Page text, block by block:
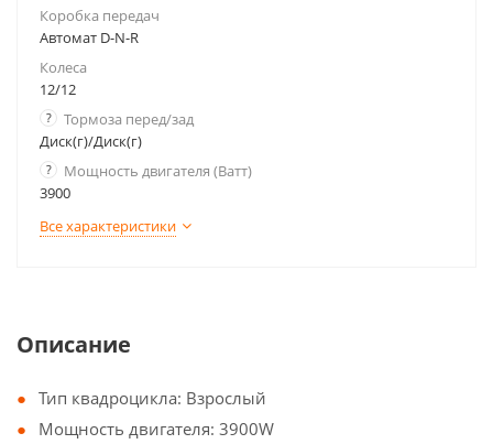
Коробка передач
Автомат D-N-R
Колеса
12/12
?
Тормоза перед/зад
Диск(г)/Диск(г)
?
Мощность двигателя (Ватт)
3900
Все характеристики
Описание
Тип квадроцикла: Взрослый
Мощность двигателя: 3900W